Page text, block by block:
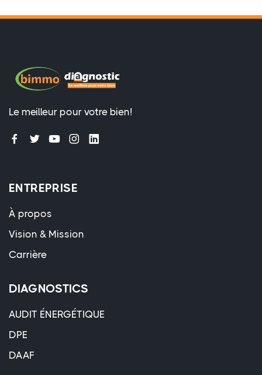
Le meilleur pour votre bien!
ENTREPRISE
À propos
Vision & Mission
Carrière
DIAGNOSTICS
AUDIT ÉNERGÉTIQUE
DPE
DAAF